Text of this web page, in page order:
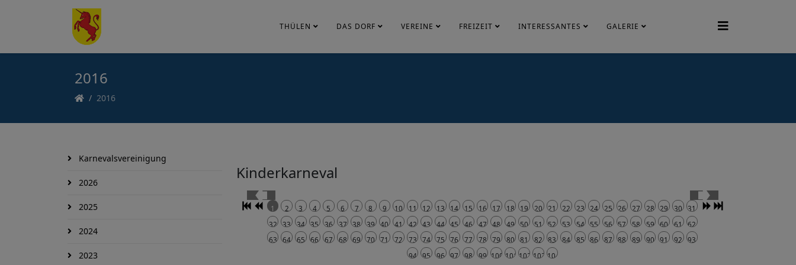
THÜLEN DAS DORF VEREINE FREIZEIT INTERESSANTES GALERIE
2016
2016
Karnevalsvereinigung
2026
2025
2024
2023
Kinderkarneval
1 2 3 4 5 6 7 8 9 10 11 12 13 14 15 16 17 18 19 20 21 22 23 24 25 26 27 28 29 30
31
32
33 34 35 36 37 38 39 40 41 42 43 44 45 46 47 48 49 50 51 52 53 54 55 56 57 58 59 60 61
62
63
64 65 66 67 68 69 70 71 72 73 74 75 76 77 78 79 80 81 82 83 84 85 86 87 88 89 90 91 92
93
94
95 96 97 98 99 100 101 102 103 104